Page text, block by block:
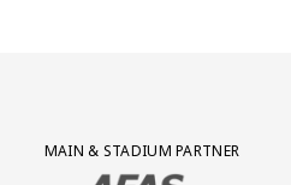
Partner Logos Grid
MAIN & STADIUM PARTNER
BEZOEK ONZE MAIN &